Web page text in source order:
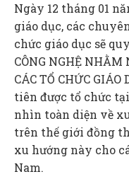
Ngày 12 tháng 01
giáo dục, các
chức giáo dục sẽ
CÔNG NGHỆ NHẰM
CÁC TỔ CHỨC
tiên được tổ chức
nhìn toàn diện về
trên thế giới đồng
xu hướng này cho
Nam.